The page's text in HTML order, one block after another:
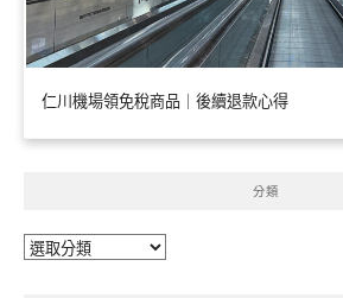
仁川機場領免稅商品｜後續退款心得
分類
分